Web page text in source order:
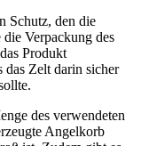
Schutz, den die
Verpackung des
Produkt
das Zelt darin sicher
des verwendeten
Angelkorb